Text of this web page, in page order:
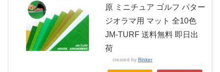
原 ミニチュア ゴルフ パター
ジオラマ用 マット 全10色
JM-TURF 送料無料 即日出
荷
created by Rinker